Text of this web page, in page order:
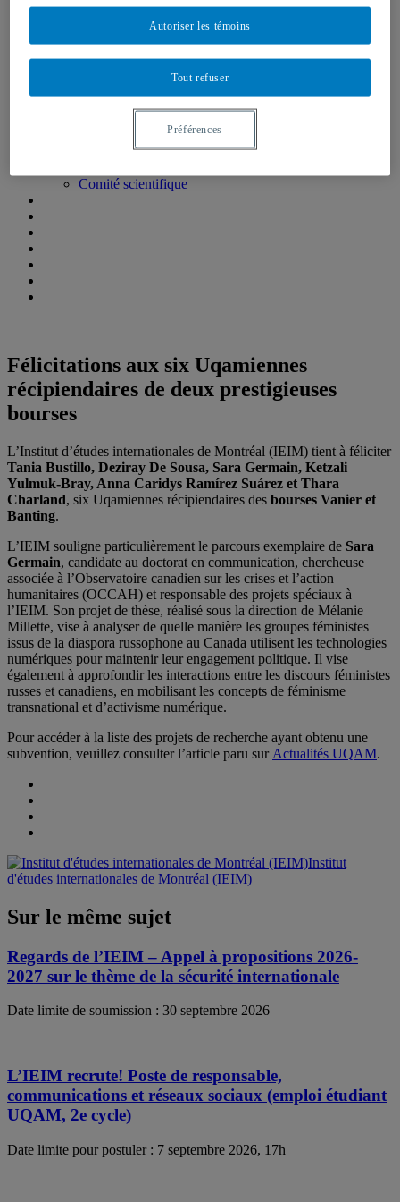
Emplois, bourses et stages
Formations, simulations et Écoles d’été
Centre de réflexion de l’IEIM
Récentes réalisations
Blogue Un seul monde
Publications
Comité scientifique
Félicitations aux six Uqamiennes
récipiendaires de deux prestigieuses
bourses
L’Institut d’études internationales de Montréal (IEIM) tient à féliciter
Tania Bustillo, Deziray De Sousa, Sara Germain, Ketzali
Yulmuk-Bray, Anna Caridys Ramírez Suárez et Thara
Charland, six Uqamiennes récipiendaires des bourses Vanier et
Banting.
L’IEIM souligne particulièrement le parcours exemplaire de Sara
Germain, candidate au doctorat en communication, chercheuse
associée à l’Observatoire canadien sur les crises et l’action
humanitaires (OCCAH) et responsable des projets spéciaux à
l’IEIM. Son projet de thèse, réalisé sous la direction de Mélanie
Millette, vise à analyser de quelle manière les groupes féministes
issus de la diaspora russophone au Canada utilisent les technologies
numériques pour maintenir leur engagement politique. Il vise
également à approfondir les interactions entre les discours féministes
russes et canadiens, en mobilisant les concepts de féminisme
transnational et d’activisme numérique.
Pour accéder à la liste des projets de recherche ayant obtenu une
subvention, veuillez consulter l’article paru sur Actualités UQAM.
Institut
d'études internationales de Montréal (IEIM)
Sur le même sujet
Regards de l’IEIM – Appel à propositions 2026-
2027 sur le thème de la sécurité internationale
Date limite de soumission : 30 septembre 2026
L’IEIM recrute! Poste de responsable,
communications et réseaux sociaux (emploi étudiant
UQAM, 2e cycle)
Date limite pour postuler : 7 septembre 2026, 17h
Tout refuser
Autoriser les témoins
Préférences